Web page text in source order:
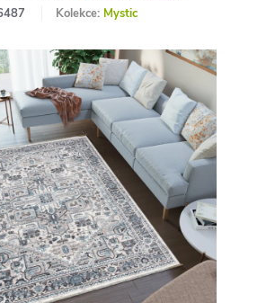
Kolekce: Mystic